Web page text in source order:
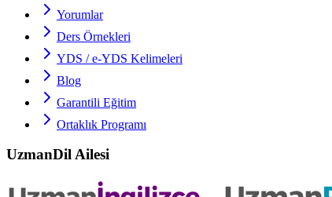
Yorumlar
Ders Örnekleri
YDS / e-YDS Kelimeleri
Blog
Garantili Eğitim
Ortaklık Programı
UzmanDil Ailesi